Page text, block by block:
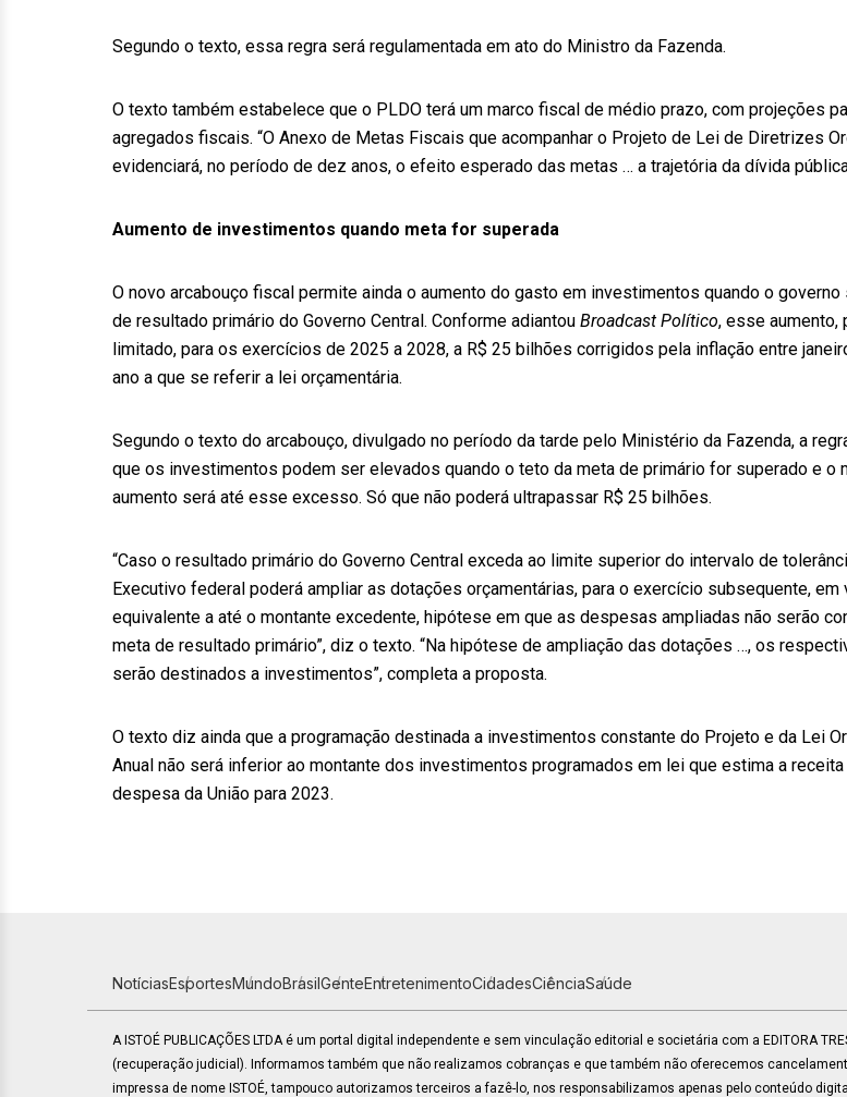
Segundo o texto, essa regra será regulamentada em ato do Ministro da Fazenda.
O texto também estabelece que o PLDO terá um marco fiscal de médio prazo, com projeções
agregados fiscais. “O Anexo de Metas Fiscais que acompanhar o Projeto de Lei de Diretrizes
evidenciará, no período de dez anos, o efeito esperado das metas … a trajetória da dívida
Aumento de investimentos quando meta for superada
O novo arcabouço fiscal permite ainda o aumento do gasto em investimentos quando o governo
de resultado primário do Governo Central. Conforme adiantou Broadcast Político, esse aumento,
limitado, para os exercícios de 2025 a 2028, a R$ 25 bilhões corrigidos pela inflação entre
ano a que se referir a lei orçamentária.
Segundo o texto do arcabouço, divulgado no período da tarde pelo Ministério da Fazenda, a
que os investimentos podem ser elevados quando o teto da meta de primário for superado e o
aumento será até esse excesso. Só que não poderá ultrapassar R$ 25 bilhões.
“Caso o resultado primário do Governo Central exceda ao limite superior do intervalo de
Executivo federal poderá ampliar as dotações orçamentárias, para o exercício subsequente, em
equivalente a até o montante excedente, hipótese em que as despesas ampliadas não serão
meta de resultado primário”, diz o texto. “Na hipótese de ampliação das dotações …, os
serão destinados a investimentos”, completa a proposta.
O texto diz ainda que a programação destinada a investimentos constante do Projeto e da Lei
Anual não será inferior ao montante dos investimentos programados em lei que estima a
despesa da União para 2023.
NotíciasEsportesMundoBrasilGenteEntretenimentoCidadesCiênciaSaúde
A ISTOÉ PUBLICAÇÕES LTDA é um portal digital independente e sem vinculação editorial e societária com a EDITORA TRES
(recuperação judicial). Informamos também que não realizamos cobranças e que também não oferecemos
impressa de nome ISTOÉ, tampouco autorizamos terceiros a fazê-lo, nos responsabilizamos apenas pelo conteúdo